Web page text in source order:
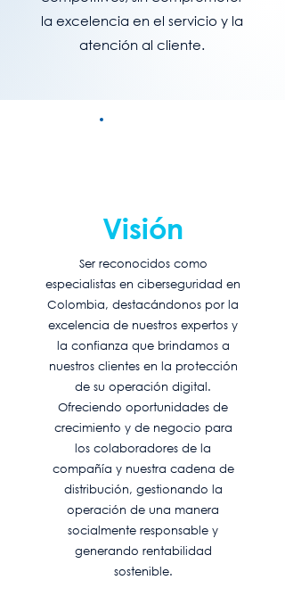
la excelencia en el servicio y la
atención al cliente.
Visión
Ser reconocidos como
especialistas en ciberseguridad en
Colombia, destacándonos por la
excelencia de nuestros expertos y
la confianza que brindamos a
nuestros clientes en la protección
de su operación digital.
Ofreciendo oportunidades de
crecimiento y de negocio para
los colaboradores de la
compañía y nuestra cadena de
distribución, gestionando la
operación de una manera
socialmente responsable y
generando rentabilidad
sostenible.